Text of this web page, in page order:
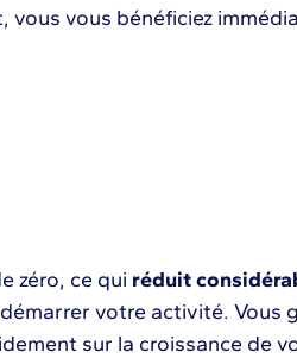
vous vous bénéficiez
zéro, ce qui réduit
votre activité. Vous
sur la croissance de